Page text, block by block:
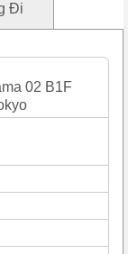
Đi
02 B1F